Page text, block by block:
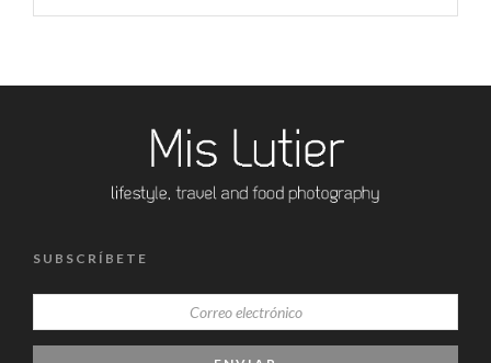
SUBSCRÍBETE